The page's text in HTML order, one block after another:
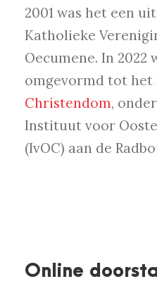
2001 was het een
Katholieke
Oecumene. In
omgevormd tot het
Christendom,
Instituut voor
(IvOC) aan de
Online